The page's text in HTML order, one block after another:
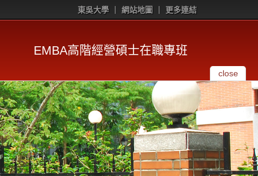
東吳大學 網站地圖 更多連結
EMBA高階經營碩士在職專班
close